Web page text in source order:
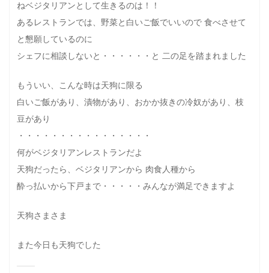
ねベジタリアンとして生きるのは！！
あるレストランでは、野菜と白いご飯でいいので 食べさせて
と懇願しているのに
シェフに相談しないと・・・・・・と 二の足を踏まれました
もういい、こんな時は天狗に限る
白いご飯があり、漬物があり、おかか抜きの冷奴があり、枝
豆があり
・・・・・・・・・・・・・・・・
何がベジタリアンレストランだよ
天狗だったら、ベジタリアンから 肉食人種から
酔っ払いから下戸まで・・・・・みんなが満足できますよ
天狗さまさま
また今日も天狗でした